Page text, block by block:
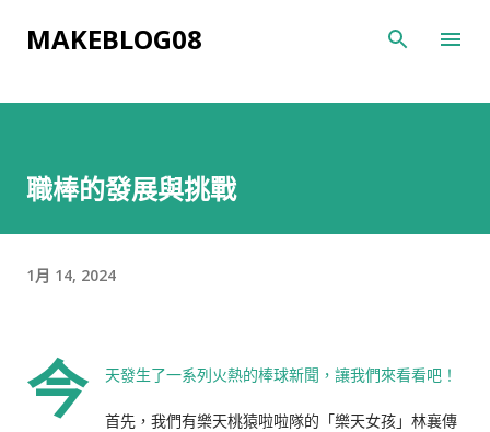
跳到主要內容
MAKEBLOG08
職棒的發展與挑戰
1月 14, 2024
今 天發生了一系列火熱的棒球新聞，讓我們來看看吧！
首先，我們有樂天桃猿啦啦隊的「樂天女孩」林襄傳